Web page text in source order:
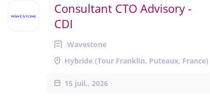
Consultant CTO Advisory -
CDI
Wavestone
Hybride (Tour Franklin, Puteaux, France)
15 juil., 2026